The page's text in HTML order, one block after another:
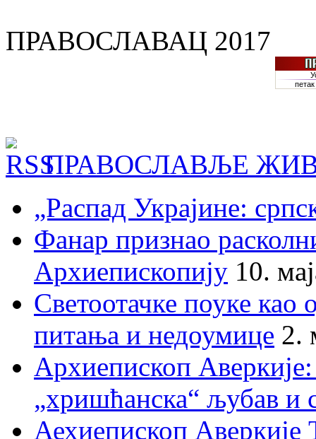
ПРАВОСЛАВАЦ 2017
ПРАВОСЛАВЉЕ
„Распад Украјине:
Фанар признао
Архиепископију 10.
Светоотачке поуке као
питања и недоумице 2.
Архиепископ
„хришћанска“ љубав и
Аехиепископ